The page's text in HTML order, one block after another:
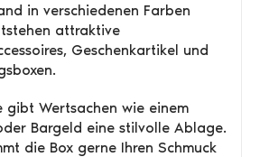
in verschiedenen Farben
attraktive
Geschenkartikel und
gibt Wertsachen wie einem
Bargeld eine stilvolle Ablage.
die Box gerne Ihren Schmuck